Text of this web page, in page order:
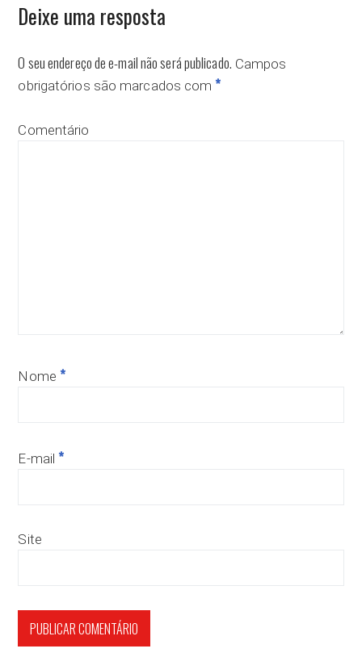
Deixe uma resposta
O seu endereço de e-mail não será publicado. Campos
obrigatórios são marcados com *
Comentário
Nome *
E-mail *
Site